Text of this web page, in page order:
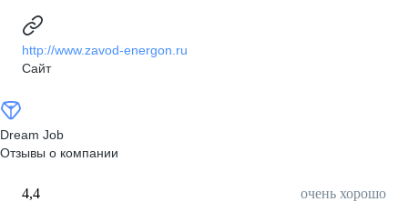
http://www.zavod-energon.ru
Сайт
Dream Job
Отзывы о компании
4,4
очень хорошо